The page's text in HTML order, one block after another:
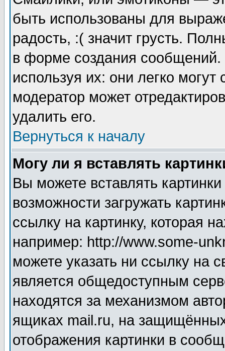
быть использованы для
радость, :( значит грусть.
в форме создания сообщений.
используя их: они легко
модератор может
удалить его.
Вернуться к началу
Могу ли я вставлять
Вы можете вставлять
возможности загружать
ссылку на картинку, которая
например: http://www.some-
можете указать ни ссылку на
является общедоступным
находятся за механизмом
ящиках mail.ru, на
отображения картинки в